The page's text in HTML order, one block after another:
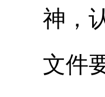
神，
文件